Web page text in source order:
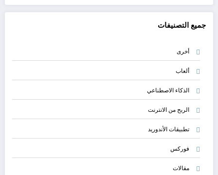
جميع التصنيفات
أخرى
ألعاب
الذكاء الاصطناعي
الربح من الانترنت
تطبيقات الأندوريد
فوركس
مقالات